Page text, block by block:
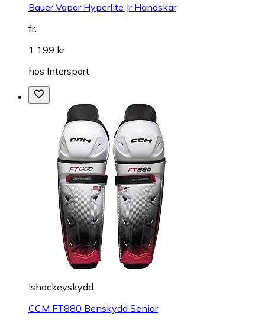
Bauer Vapor Hyperlite Jr Handskar
fr.
1 199 kr
hos Intersport
Ishockeyskydd
CCM FT880 Benskydd Senior